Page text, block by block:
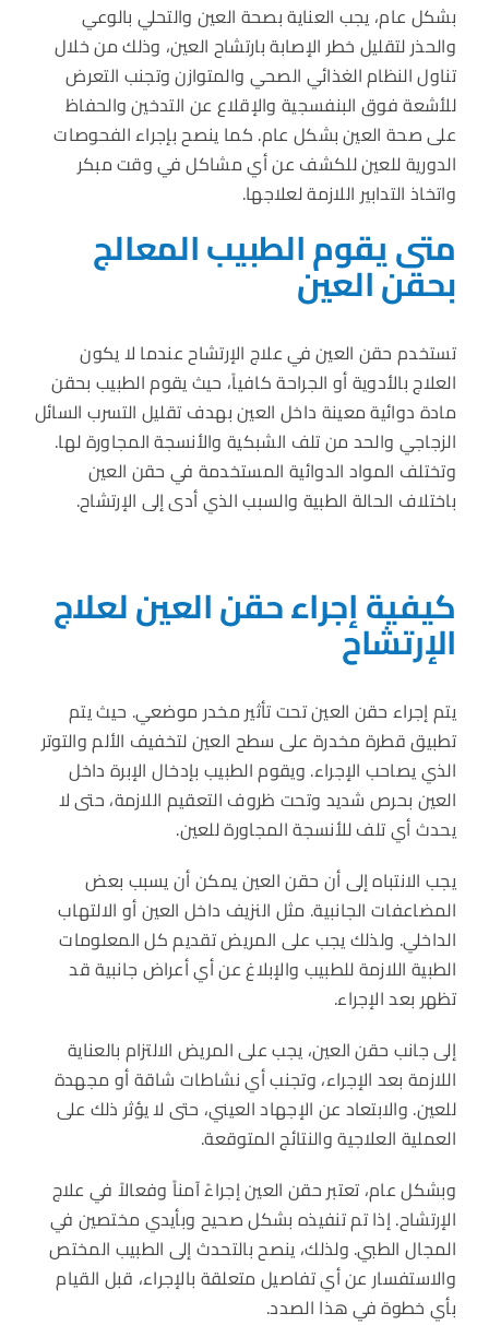
بشكل عام، يجب العناية بصحة العين والتحلي بالوعي
والحذر لتقليل خطر الإصابة بارتشاح العين، وذلك من خلال
تناول النظام الغذائي الصحي والمتوازن وتجنب التعرض
للأشعة فوق البنفسجية والإقلاع عن التدخين والحفاظ
على صحة العين بشكل عام. كما ينصح بإجراء الفحوصات
الدورية للعين للكشف عن أي مشاكل في وقت مبكر
واتخاذ التدابير اللازمة لعلاجها.
متى يقوم الطبيب المعالج
بحقن العين
تستخدم حقن العين في علاج الإرتشاح عندما لا يكون
العلاج بالأدوية أو الجراحة كافياً، حيث يقوم الطبيب بحقن
مادة دوائية معينة داخل العين بهدف تقليل التسرب السائل
الزجاجي والحد من تلف الشبكية والأنسجة المجاورة لها.
وتختلف المواد الدوائية المستخدمة في حقن العين
باختلاف الحالة الطبية والسبب الذي أدى إلى الإرتشاح.
كيفية إجراء حقن العين لعلاج
الإرتشاح
يتم إجراء حقن العين تحت تأثير مخدر موضعي. حيث يتم
تطبيق قطرة مخدرة على سطح العين لتخفيف الألم والتوتر
الذي يصاحب الإجراء. ويقوم الطبيب بإدخال الإبرة داخل
العين بحرص شديد وتحت ظروف التعقيم اللازمة، حتى لا
يحدث أي تلف للأنسجة المجاورة للعين.
يجب الانتباه إلى أن حقن العين يمكن أن يسبب بعض
المضاعفات الجانبية. مثل النزيف داخل العين أو الالتهاب
الداخلي. ولذلك يجب على المريض تقديم كل المعلومات
الطبية اللازمة للطبيب والإبلاغ عن أي أعراض جانبية قد
تظهر بعد الإجراء.
إلى جانب حقن العين، يجب على المريض الالتزام بالعناية
اللازمة بعد الإجراء، وتجنب أي نشاطات شاقة أو مجهدة
للعين. والابتعاد عن الإجهاد العيني، حتى لا يؤثر ذلك على
العملية العلاجية والنتائج المتوقعة.
وبشكل عام، تعتبر حقن العين إجراءً آمناً وفعالاً في علاج
الإرتشاح. إذا تم تنفيذه بشكل صحيح وبأيدي مختصين في
المجال الطبي. ولذلك، ينصح بالتحدث إلى الطبيب المختص
والاستفسار عن أي تفاصيل متعلقة بالإجراء، قبل القيام
بأي خطوة في هذا الصدد.